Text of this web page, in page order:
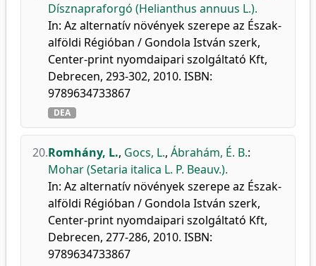
Dísznapraforgó (Helianthus annuus L.).
In: Az alternatív növények szerepe az Észak-
alföldi Régióban / Gondola István szerk,
Center-print nyomdaipari szolgáltató Kft,
Debrecen, 293-302, 2010. ISBN:
9789634733867
DEA
20.Romhány, L., Gocs, L., Ábrahám, É. B.:
Mohar (Setaria italica L. P. Beauv.).
In: Az alternatív növények szerepe az Észak-
alföldi Régióban / Gondola István szerk,
Center-print nyomdaipari szolgáltató Kft,
Debrecen, 277-286, 2010. ISBN:
9789634733867